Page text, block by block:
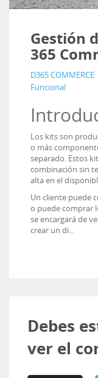
Gestión
365
D365 COMMERCE
Funcional
Los kits son
o más
separado. Estos
combinación sin
alta en el
Un cliente puede
o puede comprar
se encargará de
crear un di...
Debes
ver el